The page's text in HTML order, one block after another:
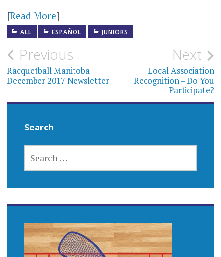
[Read More]
ALL ESPAÑOL JUNIORS
Post
navigation
Previous
Racquetball Manitoba
December 2017 Newsletter
Next
Local Association
Recognition – Do You
Participate?
Search
FOR: